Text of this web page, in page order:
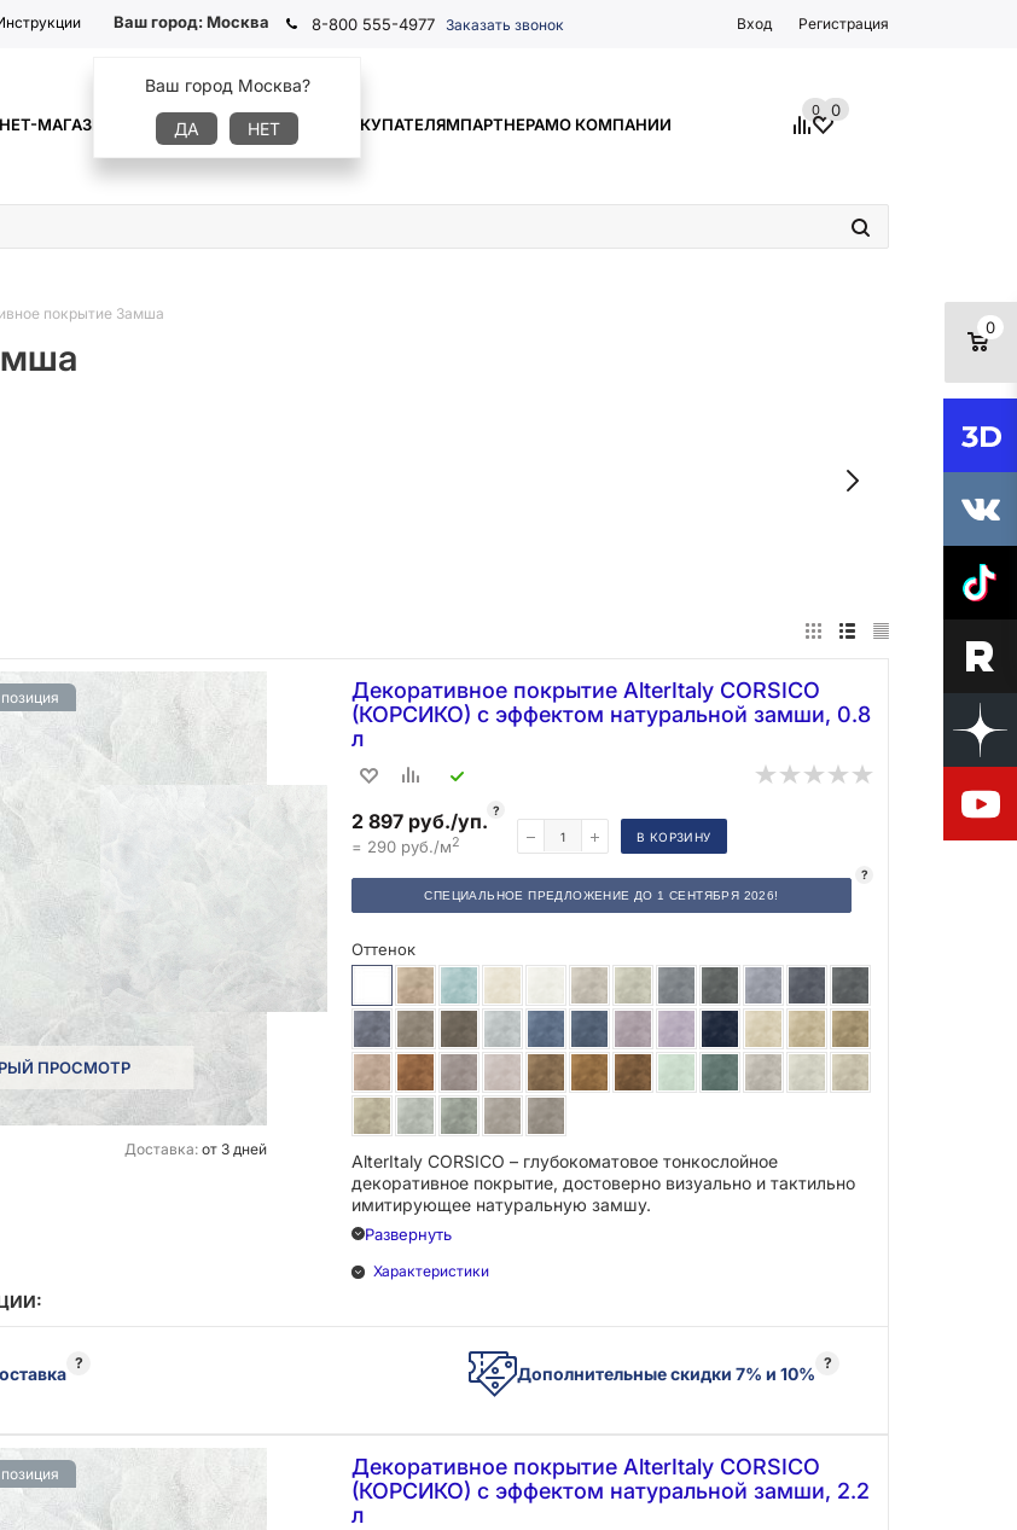
Ваш город:Москва
Ваш город Москва?
ДА НЕТ
8-800 555-4977 Заказать звонок Вход Регистрация
МАГАЗИН ГДЕ КУПИТЬ ИНФОРМАЦИЯ ПОКУПАТЕЛЯМПАРТНЕРАМО КОМПАНИИ
0 0
0
покрытие Замша
ПРОСМОТР
Доставка: от 3 дней
Декоративное покрытие AlterItaly CORSICO
(КОРСИКО) с эффектом натуральной замши, 0.8
л
2 897 руб./уп. ?
= 290 руб./м2 В КОРЗИНУ
СПЕЦИАЛЬНОЕ ПРЕДЛОЖЕНИЕ ДО 1 СЕНТЯБРЯ 2026!
?
Оттенок
AlterItaly CORSICO – глубокоматовое тонкослойное
декоративное покрытие, достоверно визуально и тактильно
имитирующее натуральную замшу.
Ультрамодный эффект «soft-touch» («софт тач» – мягкий на
ощупь) и бархатистая матовость покрытия CORSICO
Поверхность с CORSICO легко моется, отличается
Развернуть
Характеристики
?
Дополнительные скидки 7% и 10%
?
Декоративное покрытие AlterItaly CORSICO
(КОРСИКО) с эффектом натуральной замши, 2.2
л